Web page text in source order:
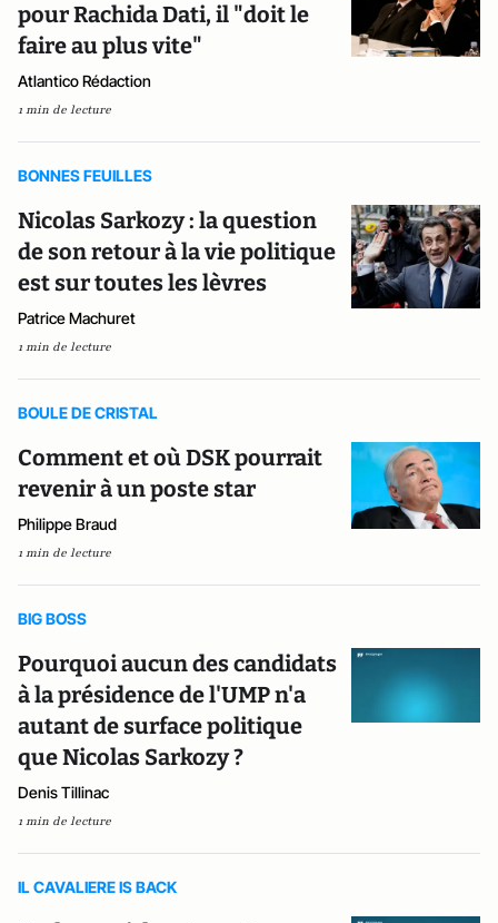
pour Rachida Dati, il "doit le
faire au plus vite"
Atlantico Rédaction
1 min de lecture
BONNES FEUILLES
Nicolas Sarkozy : la question
de son retour à la vie politique
est sur toutes les lèvres
Patrice Machuret
1 min de lecture
BOULE DE CRISTAL
Comment et où DSK pourrait
revenir à un poste star
Philippe Braud
1 min de lecture
BIG BOSS
Pourquoi aucun des candidats
à la présidence de l'UMP n'a
autant de surface politique
que Nicolas Sarkozy ?
Denis Tillinac
1 min de lecture
IL CAVALIERE IS BACK